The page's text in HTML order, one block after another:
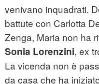
venivano inquadrati.
battute con Carlotta
Zenga, Maria non ha
Sonia Lorenzini, ex
La vicenda non è
da casa che ha